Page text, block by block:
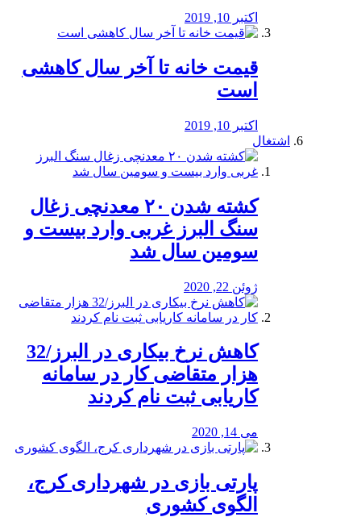
اکتبر 10, 2019
قیمت خانه تا آخر سال کاهشی
است
اکتبر 10, 2019
اشتغال
کشته شدن ۲۰ معدنچی زغال
سنگ البرز غربی وارد بیست و
سومین سال شد
ژوئن 22, 2020
کاهش نرخ بیکاری در البرز/32
هزار متقاضی کار در سامانه
کاریابی ثبت نام کردند
می 14, 2020
پارتی بازی در شهرداری کرج،
الگوی کشوری